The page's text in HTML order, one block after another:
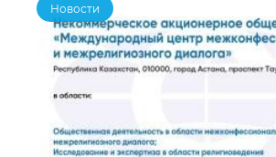
Новости